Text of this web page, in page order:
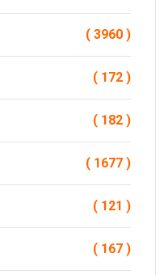
( 3960 )
( 172 )
( 182 )
( 1677 )
( 121 )
( 167 )